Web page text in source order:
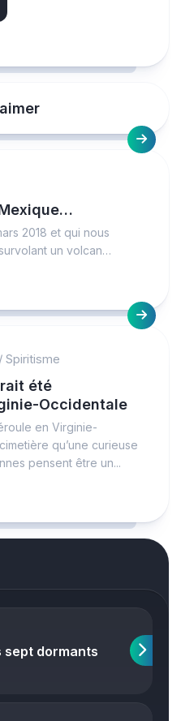
2018 et qui nous
un volcan…
/ Spiritisme
été
Occidentale
en Virginie-
qu’une curieuse
pensent être un...
sept dormants